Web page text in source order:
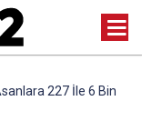
227 İle 6 Bin